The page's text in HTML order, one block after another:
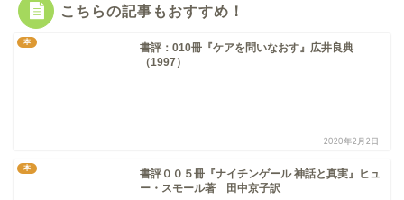
こちらの記事もおすすめ！
本
書評：010冊『ケアを問いなおす』広井良典
（1997）
2020年2月2日
本
書評００５冊『ナイチンゲール 神話と真実』ヒュ
ー・スモール著 田中京子訳